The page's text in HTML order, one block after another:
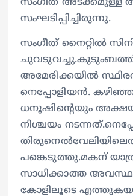
സംഗീത്
സംഘടിപ്പിച്ചിരുന്നു.
സംഗീത് നൈറ്റിൽ
അമേരിക്കയിൽ
നെപ്പോളിയൻ.
ധനൂഷിന്റെയും
നിശ്ചയം
പങ്കെടുത്തു.മകന്
സാധിക്കാത്ത
കോളിലൂടെ